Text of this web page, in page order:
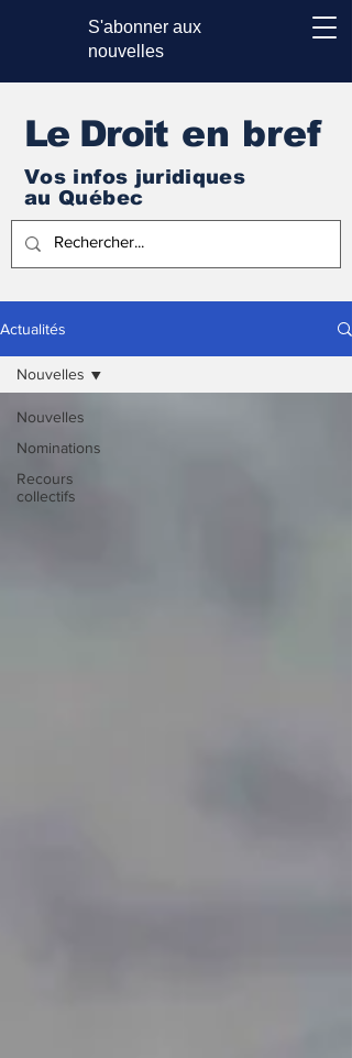
S'abonner aux
nouvelles
Le Droit en bref
Vos infos juridiques
au Québec
Actualités
Nouvelles
Nominations
Recours
collectifs
Nouvelles